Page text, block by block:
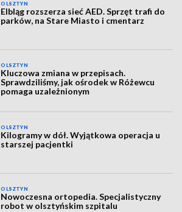
OLSZTYN
Elbląg rozszerza sieć AED. Sprzęt trafi do
parków, na Stare Miasto i cmentarz
OLSZTYN
Kluczowa zmiana w przepisach.
Sprawdziliśmy, jak ośrodek w Różewcu
pomaga uzależnionym
OLSZTYN
Kilogramy w dół. Wyjątkowa operacja u
starszej pacjentki
OLSZTYN
Nowoczesna ortopedia. Specjalistyczny
robot w olsztyńskim szpitalu